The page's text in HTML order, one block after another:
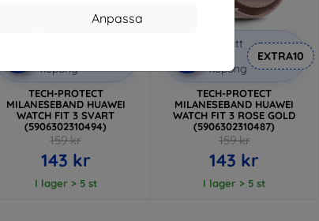
Anpassa
kupong
TECH-PROTECT
MILANESEBAND HUAWEI
WATCH FIT 3 SVART
(5906302310494)
159 kr
143 kr
I lager > 5 st
Rabatt
kupong
EXTRA10
TECH-PROTECT
MILANESEBAND HUAWEI
WATCH FIT 3 ROSE GOLD
(5906302310487)
159 kr
143 kr
I lager > 5 st